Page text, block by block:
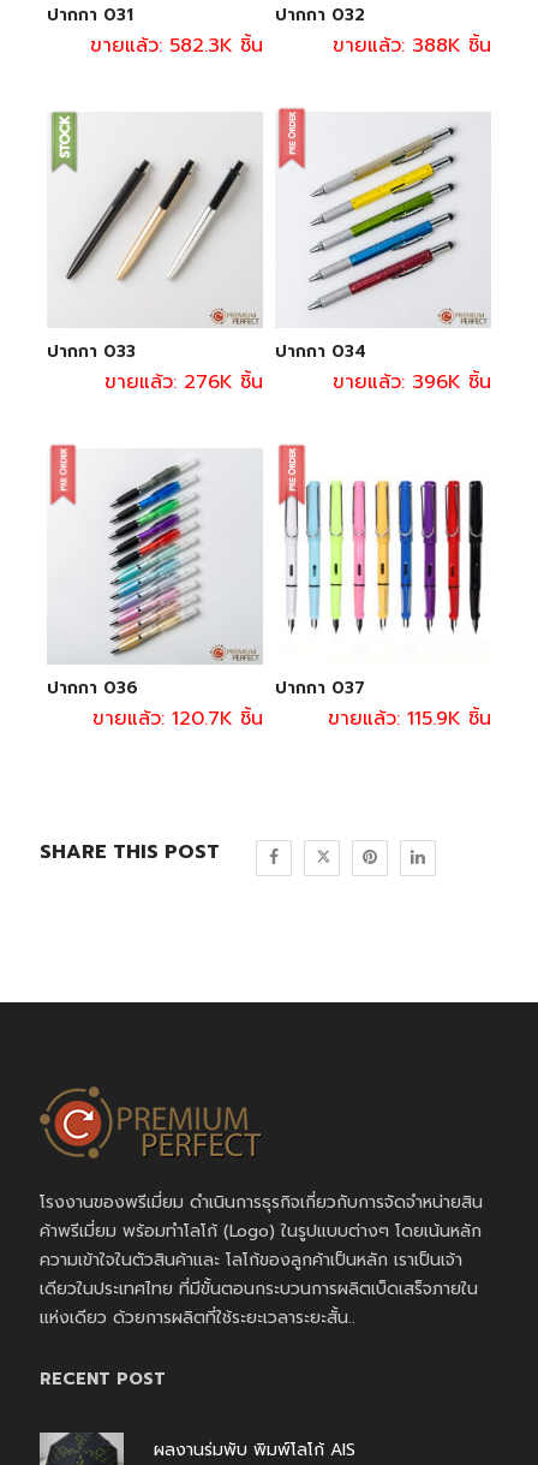
ปากกา 031
ขายแล้ว: 582.3K ชิ้น
ปากกา 032
ขายแล้ว: 388K ชิ้น
ปากกา 033
ขายแล้ว: 276K ชิ้น
ปากกา 034
ขายแล้ว: 396K ชิ้น
ปากกา 036
ขายแล้ว: 120.7K ชิ้น
ปากกา 037
ขายแล้ว: 115.9K ชิ้น
SHARE THIS POST
โรงงานของพรีเมี่ยม ดำเนินการธุรกิจเกี่ยวกับการจัดจำหน่ายสิน
ค้าพรีเมี่ยม พร้อมทำโลโก้ (Logo) ในรูปแบบต่างๆ โดยเน้นหลัก
ความเข้าใจในตัวสินค้าและ โลโก้ของลูกค้าเป็นหลัก เราเป็นเจ้า
เดียวในประเทศไทย ที่มีขั้นตอนกระบวนการผลิตเบ็ดเสร็จภายใน
แห่งเดียว ด้วยการผลิตที่ใช้ระยะเวลาระยะสั้น..
RECENT POST
ผลงานร่มพับ พิมพ์โลโก้ AIS